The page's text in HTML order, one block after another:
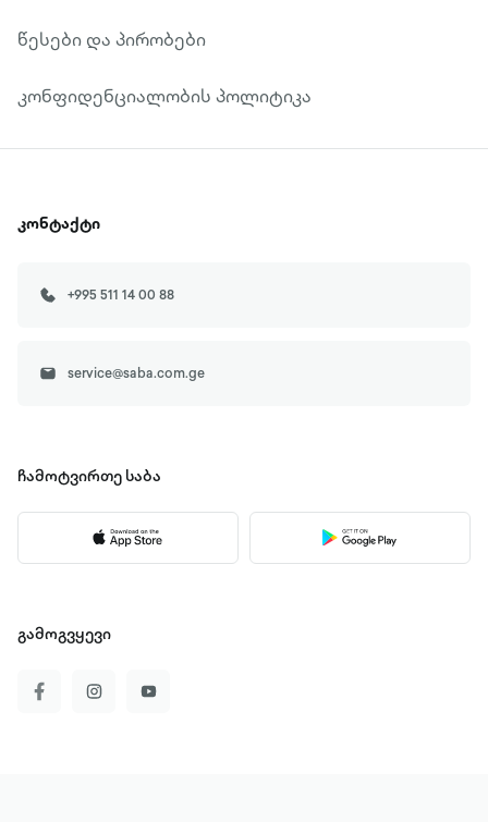
წესები და პირობები
კონფიდენციალობის პოლიტიკა
კონტაქტი
+995 511 14 00 88
service@saba.com.ge
ჩამოტვირთე საბა
გამოგვყევი